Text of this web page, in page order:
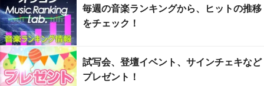
毎週の音楽ランキングから、ヒットの推移
をチェック！
試写会、登壇イベント、サインチェキなど
プレゼント！